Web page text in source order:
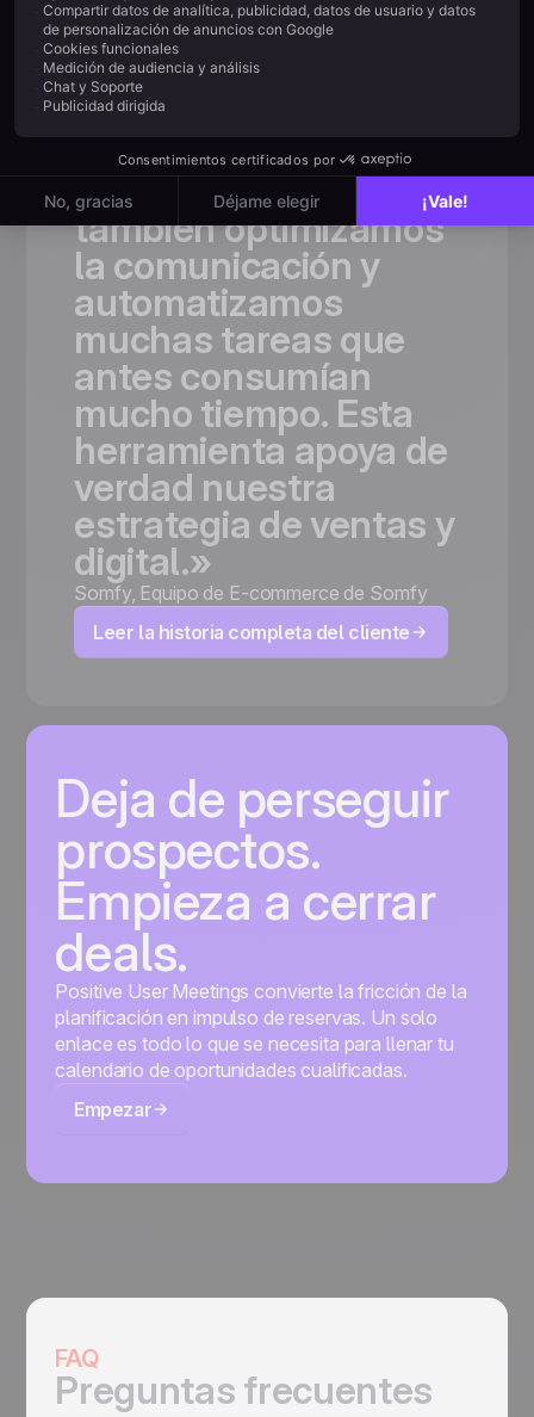
User,nosolo
ampliamos
significativamente
nuestrabase de
audiencia,sinoque
tambiénoptimizamos
la comunicación y
automatizamos
muchas tareas que
antes consumían
mucho tiempo. Esta
herramienta apoya de
verdad nuestra
estrategia deventas y
digital.»
Somfy, Equipo de E-commerce de Somfy
Leer la historia completa del cliente
Deja de perseguir
prospectos.
Empieza a cerrar
deals.
Positive User Meetings convierte la fricción de la
planificación en impulso de reservas. Un solo
enlace es todo lo que se necesita para llenar tu
calendario de oportunidades cualificadas.
Empezar
FAQ
Preguntas frecuentes